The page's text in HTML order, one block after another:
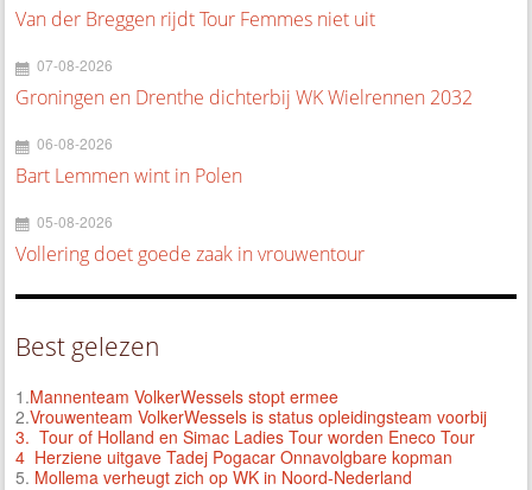
Van der Breggen rijdt Tour Femmes niet uit
07-08-2026
Groningen en Drenthe dichterbij WK Wielrennen 2032
06-08-2026
Bart Lemmen wint in Polen
05-08-2026
Vollering doet goede zaak in vrouwentour
Best gelezen
1.Mannenteam VolkerWessels stopt ermee
2.Vrouwenteam VolkerWessels is status opleidingsteam voorbij
3. Tour of Holland en Simac Ladies Tour worden Eneco Tour
4 Herziene uitgave Tadej Pogacar Onnavolgbare kopman
5. Mollema verheugt zich op WK in Noord-Nederland